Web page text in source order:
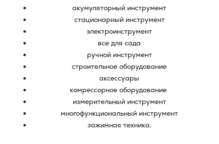
акумуляторный инструмент
стационарный инструмент
электроинструмент
все для сада
ручной инструмент
строительное оборудование
аксессуары
комрессорное оборудование
измерительный инструмент
многофункциональный инструмент
зажимная техника.